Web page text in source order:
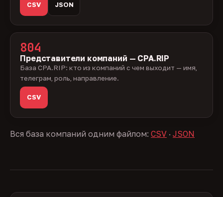
CSV JSON
804
Представители компаний — CPA.RIP
База CPA.RIP: кто из компаний с чем выходит — имя,
телеграм, роль, направление.
CSV
Вся база компаний одним файлом: CSV · JSON